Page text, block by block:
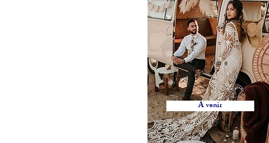
Bohême
A venir